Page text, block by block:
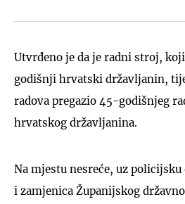
Utvrđeno je da je radni stroj,
godišnji hrvatski državljanin,
radova pregazio 45-godišnjeg
hrvatskog državljanina.
Na mjestu nesreće, uz
i zamjenica Županijskog